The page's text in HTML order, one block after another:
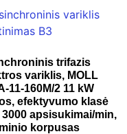
trifazis
variklis, MOLL
11-160M/2 11 kW
efektyvumo klasė
3000 apsisukimai/min,
korpusas